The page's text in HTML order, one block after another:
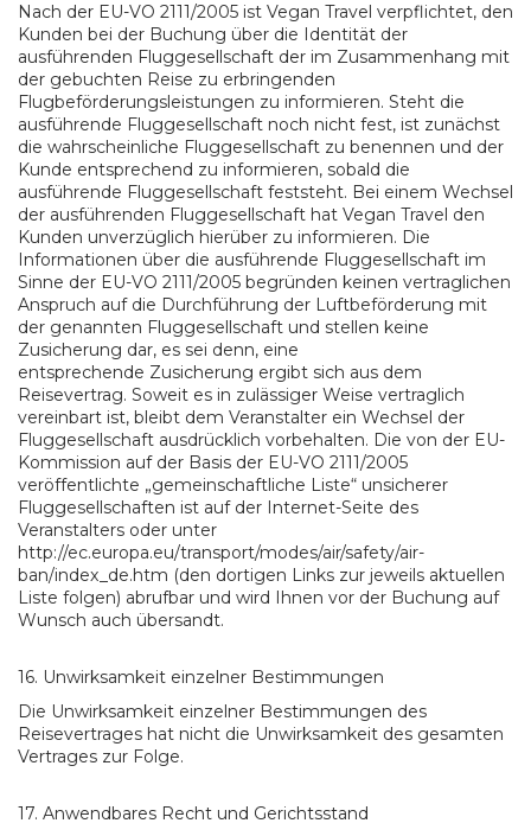
Nach der EU-VO 2111/2005 ist Vegan Travel verpflichtet, den
Kunden bei der Buchung über die Identität der
ausführenden Fluggesellschaft der im Zusammenhang mit
der gebuchten Reise zu erbringenden
Flugbeförderungsleistungen zu informieren. Steht die
ausführende Fluggesellschaft noch nicht fest, ist zunächst
die wahrscheinliche Fluggesellschaft zu benennen und der
Kunde entsprechend zu informieren, sobald die
ausführende Fluggesellschaft feststeht. Bei einem Wechsel
der ausführenden Fluggesellschaft hat Vegan Travel den
Kunden unverzüglich hierüber zu informieren. Die
Informationen über die ausführende Fluggesellschaft im
Sinne der EU-VO 2111/2005 begründen keinen vertraglichen
Anspruch auf die Durchführung der Luftbeförderung mit
der genannten Fluggesellschaft und stellen keine
Zusicherung dar, es sei denn, eine
entsprechende Zusicherung ergibt sich aus dem
Reisevertrag. Soweit es in zulässiger Weise vertraglich
vereinbart ist, bleibt dem Veranstalter ein Wechsel der
Fluggesellschaft ausdrücklich vorbehalten. Die von der EU-
Kommission auf der Basis der EU-VO 2111/2005
veröffentlichte „gemeinschaftliche Liste“ unsicherer
Fluggesellschaften ist auf der Internet-Seite des
Veranstalters oder unter
http://ec.europa.eu/transport/modes/air/safety/air-
ban/index_de.htm (den dortigen Links zur jeweils aktuellen
Liste folgen) abrufbar und wird Ihnen vor der Buchung auf
Wunsch auch übersandt.
16. Unwirksamkeit einzelner Bestimmungen
Die Unwirksamkeit einzelner Bestimmungen des
Reisevertrages hat nicht die Unwirksamkeit des gesamten
Vertrages zur Folge.
17. Anwendbares Recht und Gerichtsstand